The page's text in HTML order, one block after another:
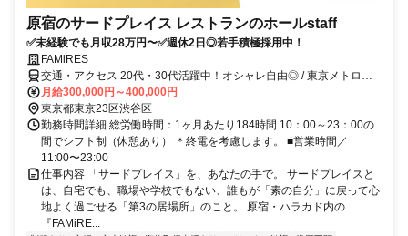
原宿のサードプレイス レストランのホールstaff
✅未経験でも月収28万円〜✅週休2日◎若手積極採用中！
FAMiRES
交通・アクセス 20代・30代活躍中！オシャレ自由◎ / 東京メトロ千
代田・副都心線「明治神宮前(原宿)」駅4・7出口より徒歩1分、JR山
手線「原宿」駅東口より徒歩4分、東京メトロ千代田・半蔵門・銀座
線「表参道」駅A1出口より徒歩9分、各線「渋谷」駅B1出口より徒歩
12分
月給300,000円～400,000円
東京都東京23区渋谷区
勤務時間詳細 総労働時間：1ヶ月あたり184時間 10：00～23：00の
間でシフト制（休憩あり） ＊終電を考慮します。 ■営業時間／
11:00〜23:00
仕事内容 「サードプレイス」を、あなたの手で。 サードプレイスと
は、自宅でも、職場や学校でもない、誰もが「素の自分」に戻って心
地よく過ごせる「第3の居場所」のこと。 原宿・ハラカド内の
『FAMiRE...